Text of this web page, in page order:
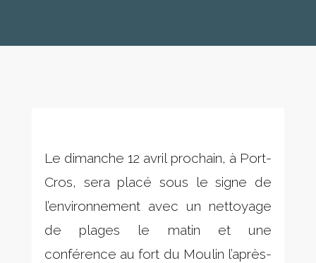
Le dimanche 12 avril prochain, à Port-
Cros, sera placé sous le signe de
l’environnement avec un nettoyage
de plages le matin et une
conférence au fort du Moulin l’après-